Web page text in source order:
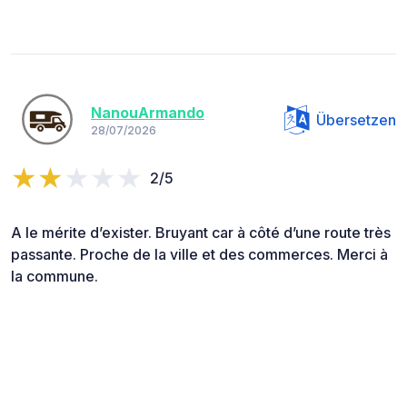
NanouArmando
28/07/2026
Übersetzen
2/5
A le mérite d’exister. Bruyant car à côté d’une route très
passante. Proche de la ville et des commerces. Merci à
la commune.